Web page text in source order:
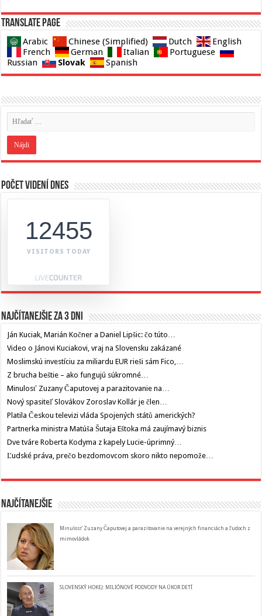
Translate page
Arabic Chinese (Simplified) Dutch
English
French
German Italian
Portuguese
Russian
Slovak Spanish
Počet videní dnes
12455
VISITORS TODAY
Najčítanejšie za 3 dni
Ján Kuciak, Marián Kočner a Daniel Lipšic: čo túto…
Video o Jánovi Kuciakovi, vraj na Slovensku zakázané
Moslimskú investíciu za miliardu EUR rieši sám Fico,…
Z brucha beštie – ako fungujú súkromné…
Minulosť Zuzany Čaputovej a parazitovanie na…
Nový spasiteľ Slovákov Zoroslav Kollár je člen…
Platila Českou televizi vláda Spojených států amerických?
Partnerka ministra Matúša Šutaja Eštoka má zaujímavý biznis
Dve tváre Roberta Kodyma z kapely Lucie-úprimný…
Ľudské práva, prečo bezdomovcom skoro nikto nepomože…
Najčítanejšie
Minulosť Zuzany Čaputovej a parazitovanie na verejných financiách a ľudoch z
mimovládok
SLOVENSKÝ HOKEJ: MILIÓNOVÉ PODVODY NA ÚKOR DETÍ